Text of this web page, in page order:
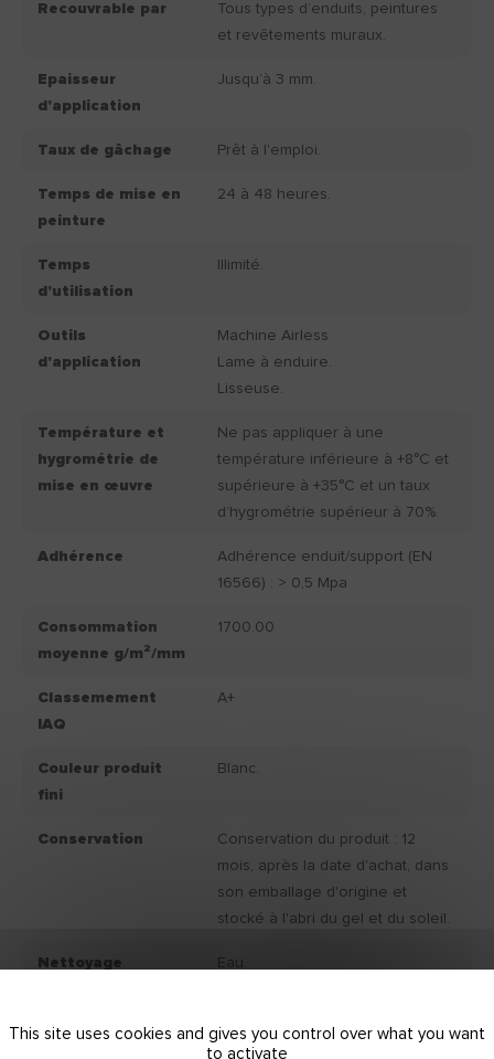
Recouvrable par
Tous types d’enduits, peintures
et revêtements muraux.
Epaisseur
d'application
Jusqu’à 3 mm.
Taux de gâchage Prêt à l'emploi.
Temps de mise en
peinture
24 à 48 heures.
Temps
d'utilisation
Illimité.
Outils
d'application
Machine Airless
Lame à enduire.
Lisseuse.
Température et
hygrométrie de
mise en œuvre
Ne pas appliquer à une
température inférieure à +8°C et
supérieure à +35°C et un taux
d’hygrométrie supérieur à 70%.
Adhérence
Adhérence enduit/support (EN
16566) : > 0,5 Mpa
Consommation
moyenne g/m²/mm
1700.00
Classemement
IAQ
A+
Couleur produit
fini
Blanc.
Conservation
Conservation du produit : 12
mois, après la date d'achat, dans
son emballage d'origine et
stocké à l'abri du gel et du soleil.
Nettoyage Eau.
This site uses cookies and gives you control over what you want
to activate